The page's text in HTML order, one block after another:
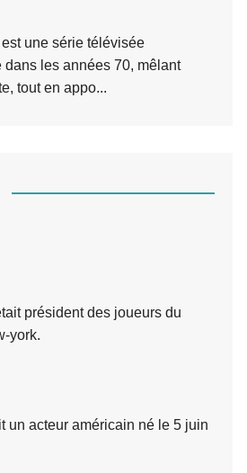
est une série télévisée
les années 70, mêlant
tout en appo...
président des joueurs du
york.
un acteur américain né le 5 juin